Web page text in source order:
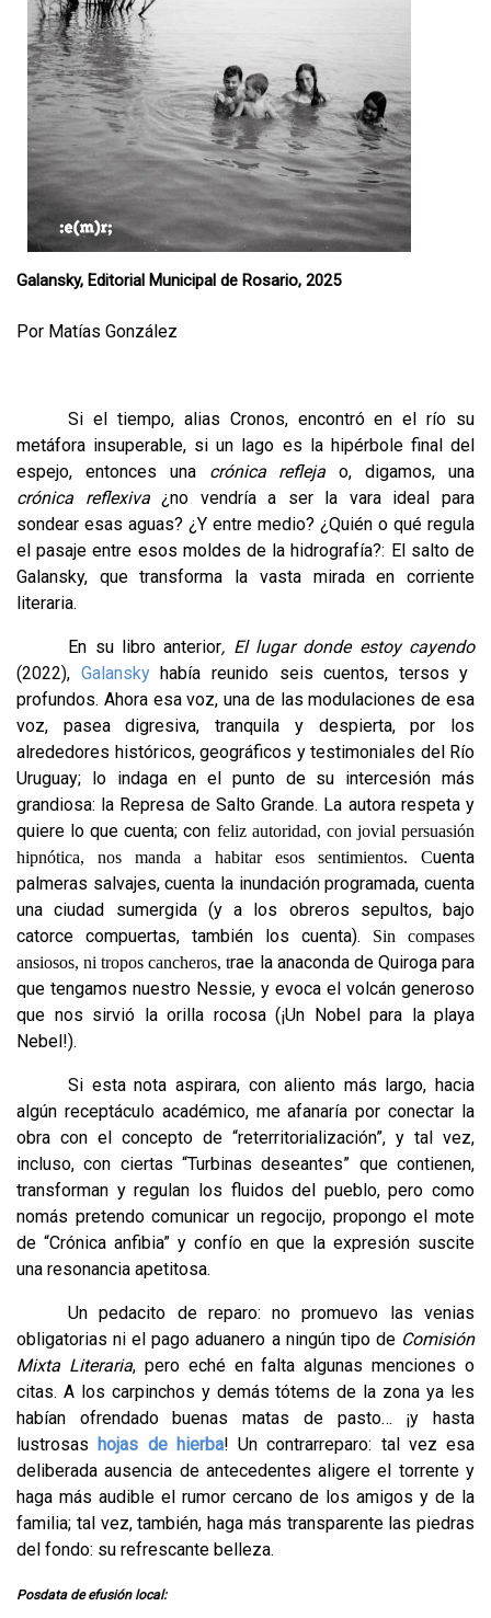
Galansky, Editorial Municipal de Rosario, 2025
Por Matías González
Si el tiempo, alias Cronos, encontró en el río su
metáfora insuperable, si un lago es la hipérbole final del
espejo, entonces una crónica refleja o, digamos, una
crónica reflexiva ¿no vendría a ser la vara ideal para
sondear esas aguas? ¿Y entre medio? ¿Quién o qué regula
el pasaje entre esos moldes de la hidrografía?: El salto de
Galansky, que transforma la vasta mirada en corriente
literaria.
En su libro anterior, El lugar donde estoy cayendo
(2022), Galanskyhabía reunido seis cuentos, tersos y
profundos. Ahora esa voz, una de las modulaciones de esa
voz, pasea digresiva, tranquila y despierta, por los
alrededores históricos, geográficos y testimoniales del Río
Uruguay; lo indaga en el punto de su intercesión más
grandiosa: la Represa de Salto Grande. La autora respeta y
quiere lo que cuenta; con feliz autoridad, con jovial persuasión
hipnótica, nos manda a habitar esos sentimientos. Cuenta
palmeras salvajes, cuenta la inundación programada, cuenta
una ciudad sumergida (y a los obreros sepultos, bajo
catorce compuertas, también los cuenta).
Sin compases
ansiosos, ni tropos cancheros, trae la anaconda de Quiroga para
que tengamos nuestro Nessie, y evoca el volcán generoso
que nos sirvió la orilla rocosa (¡Un Nobel para la playa
Nebel!).
Si esta nota aspirara, con aliento más largo, hacia
algún receptáculo académico, me afanaría por conectar la
obra con el concepto de “reterritorialización”, y tal vez,
incluso, con ciertas “Turbinas deseantes” que contienen,
transforman y regulan los fluidos del pueblo, pero como
nomás pretendo comunicar un regocijo, propongo el mote
de “Crónica anfibia” y confío en que la expresión suscite
una resonancia apetitosa.
Un pedacito de reparo: no promuevo las venias
obligatorias ni el pago aduanero a ningún tipo de Comisión
Mixta Literaria, pero eché en falta algunas menciones o
citas. A los carpinchos y demás tótems de la zona ya les
habían ofrendado buenas matas de pasto… ¡y hasta
lustrosas hojas de hierba! Un contrarreparo: tal vez esa
deliberada ausencia de antecedentes aligere el torrente y
haga más audible el rumor cercano de los amigos y de la
familia; tal vez, también, haga más transparente las piedras
del fondo: su refrescante belleza.
Posdata de efusión local: